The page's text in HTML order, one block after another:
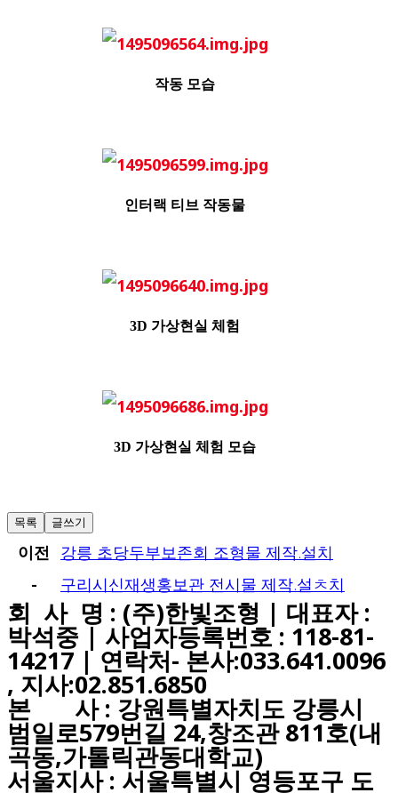
작동 모습
인터랙 티브 작동물
3D 가상현실 체험
3D 가상현실 체험 모습
목록 글쓰기
이전
강릉 초당두부보존회 조형물 제작.설치
-
구리시신재생홍보관 전시물 제작.설ㅊ치
회 사 명 : (주)한빛조형 | 대표자 :
박석중 | 사업자등록번호 : 118-81-
14217 | 연락처- 본사:033.641.0096
, 지사:02.851.6850
본 사 : 강원특별자치도 강릉시
범일로579번길 24,창조관 811호(내
곡동,가톨릭관동대학교)
서울지사 : 서울특별시 영등포구 도